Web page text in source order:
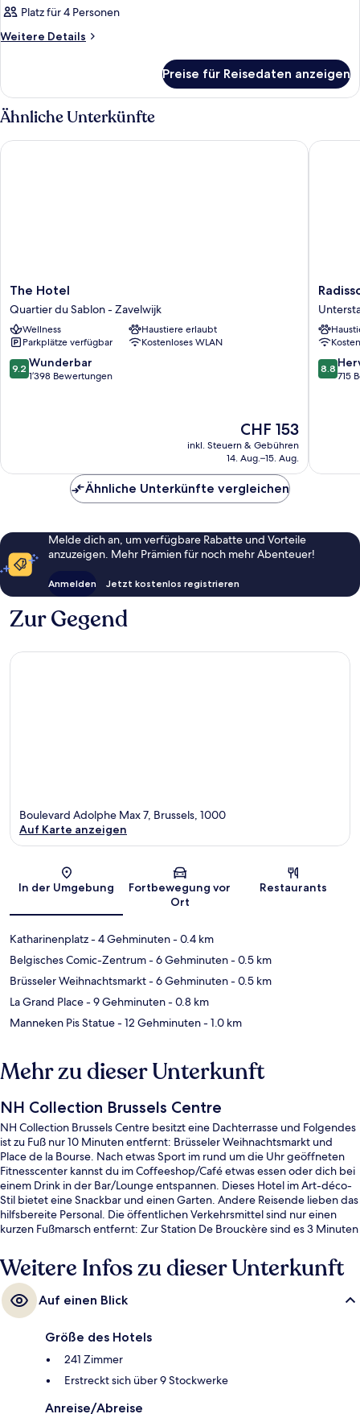
Platz für 4 Personen
Weitere Details
Weitere
Preise für Reisedaten anzeigen
Ähnliche Unterkünfte
The
Hotel
Quartier
du
Sablon
-
Zavelwijk
The Hotel
Quartier du Sablon - Zavelwijk
Wellness
Haustiere erlaubt
Parkplätze verfügbar
Kostenloses WLAN
9.2
von
9.2 Wunderbar
1’398 Bewertungen
Der
Preis
beträgt
CHF 153
inkl. Steuern & Gebühren
14. Aug.–15. Aug.
The Hotel
Grand
Place
Brussels
8.8
von
8.8
715
Ähnliche Unterkünfte vergleichen
Melde dich an, um verfügbare Rabatte und Vorteile
anzuzeigen. Mehr Prämien für noch mehr Abenteuer!
Anmelden Jetzt kostenlos registrieren
Zur Gegend
Karte
Boulevard Adolphe Max 7, Brussels, 1000
Auf Karte anzeigen
In der Umgebung
Fortbewegung vor
Ort
Restaurants
Katharinenplatz- 4 Gehminuten- 0.4 km
Belgisches Comic-Zentrum- 6 Gehminuten- 0.5 km
Brüsseler Weihnachtsmarkt- 6 Gehminuten- 0.5 km
La Grand Place- 9 Gehminuten- 0.8 km
Manneken Pis Statue- 12 Gehminuten- 1.0 km
Mehr zu dieser Unterkunft
NH Collection Brussels Centre
NH Collection Brussels Centre besitzt eine Dachterrasse und Folgendes
ist zu Fuß nur 10 Minuten entfernt: Brüsseler Weihnachtsmarkt und
Place de la Bourse. Nach etwas Sport im rund um die Uhr geöffneten
Fitnesscenter kannst du im Coffeeshop/Café etwas essen oder dich bei
einem Drink in der Bar/Lounge entspannen. Dieses Hotel im Art-déco-
Stil bietet eine Snackbar und einen Garten. Andere Reisende lieben das
hilfsbereite Personal. Die öffentlichen Verkehrsmittel sind nur einen
kurzen Fußmarsch entfernt: Zur Station De Brouckère sind es 3 Minuten
Weitere Infos zu dieser Unterkunft
Auf einen Blick
Größe des Hotels
241 Zimmer
Erstreckt sich über 9 Stockwerke
Anreise/Abreise